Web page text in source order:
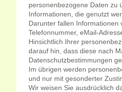
personenbezogene Daten zu
Informationen, die genutzt
Darunter fallen Informationen
Telefonnummer, eMail-
Hinsichtlich Ihrer
darauf hin, dass diese nach
Datenschutzbestimmungen
Im übrigen werden
und nur mit gesonderter
Wir weisen Sie ausdrücklich